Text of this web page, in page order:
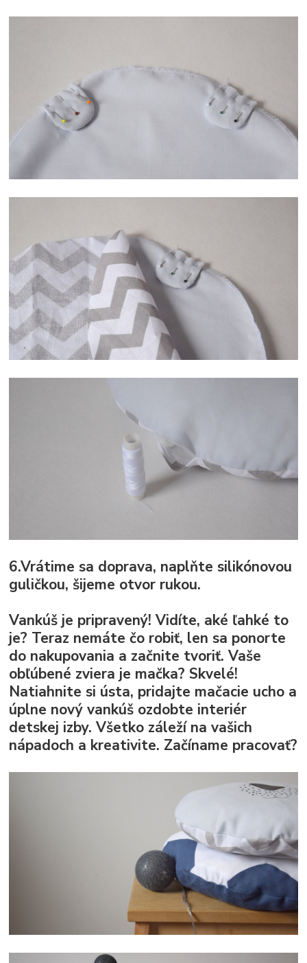
6.Vrátime sa doprava, naplňte silikónovou
guličkou, šijeme otvor rukou.
Vankúš je pripravený! Vidíte, aké ľahké to
je? Teraz nemáte čo robiť, len sa ponorte
do nakupovania a začnite tvoriť. Vaše
obľúbené zviera je mačka? Skvelé!
Natiahnite si ústa, pridajte mačacie ucho a
úplne nový vankúš ozdobte interiér
detskej izby. Všetko záleží na vašich
nápadoch a kreativite. Začíname pracovať?